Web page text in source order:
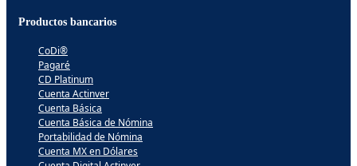
Productos bancarios
CoDi®
Pagaré
CD Platinum
Cuenta Actinver
Cuenta Básica
Cuenta Básica de Nómina
Portabilidad de Nómina
Cuenta MX en Dólares